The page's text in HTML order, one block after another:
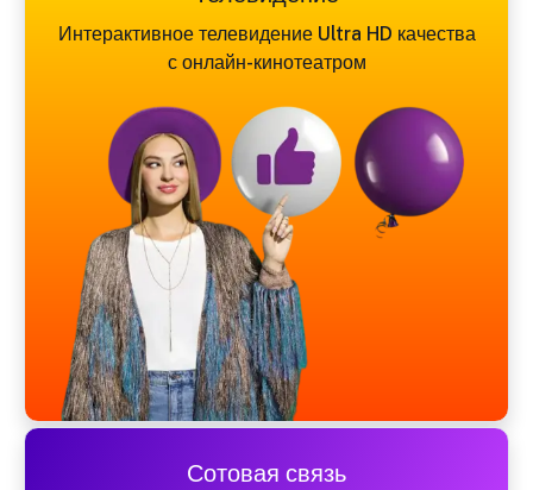
Интерактивное телевидение Ultra HD качества
с онлайн-кинотеатром
Сотовая связь